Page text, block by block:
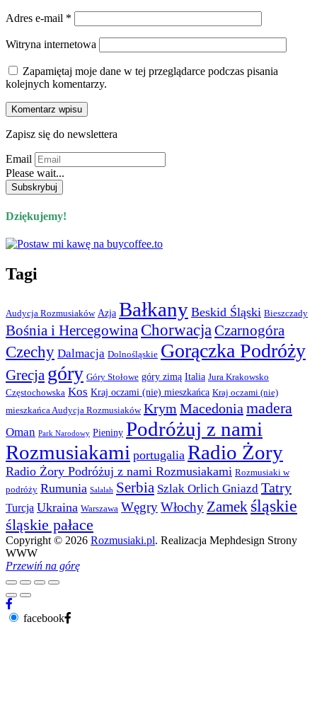
Adres e-mail *
Witryna internetowa
Zapamiętaj moje dane w tej przeglądarce podczas pisania
kolejnych komentarzy.
Zapisz się do newslettera
Email
Please wait...
Dziękujemy!
Tagi
Audycja Rozmusiaków Azja Bałkany Beskid Śląski Bieszczady
Bośnia i Hercegowina Chorwacja Czarnogóra
Czechy Dalmacja Dolnośląskie Gorączka Podróży
Grecja góry Góry Stołowe góry zimą Italia Jura Krakowsko
Częstochowska Kos Kraj oczami (nie) mieszkańca Kraj oczami (nie)
mieszkańca Audycja Rozmusiaków Krym Macedonia madera
Oman Park Narodowy Pieniny Podróżuj z nami
Rozmusiakami portugalia Radio Żory
Radio Żory Podróżuj z nami Rozmusiakami Rozmusiaki w
podróży Rumunia Salalah Serbia Szlak Orlich Gniazd Tatry
Turcja Ukraina Warszawa WęgryWłochy Zamek śląskie
śląskie pałace
Copyright © 2026 Rozmusiaki.pl. Realizacja Mephdesign Strony
WWW
Przewiń na górę
facebook